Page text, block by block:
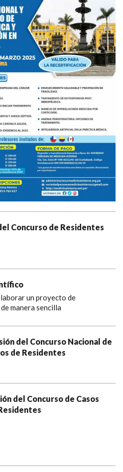
Concurso de Residentes
un proyecto de
manera sencilla
del Concurso Nacional de
de Residentes
del Concurso de Casos